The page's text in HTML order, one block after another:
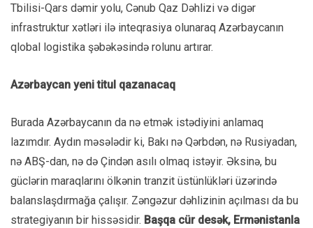
Tbilisi-Qars dəmir yolu, Cənub Qaz Dəhlizi və digər
infrastruktur xətləri ilə inteqrasiya olunaraq Azərbaycanın
qlobal logistika şəbəkəsində rolunu artırar.
Azərbaycan yeni titul qazanacaq
Burada Azərbaycanın da nə etmək istədiyini anlamaq
lazımdır. Aydın məsələdir ki, Bakı nə Qərbdən, nə Rusiyadan,
nə ABŞ-dan, nə də Çindən asılı olmaq istəyir. Əksinə, bu
güclərin maraqlarını ölkənin tranzit üstünlükləri üzərində
balanslaşdırmağa çalışır. Zəngəzur dəhlizinin açılması da bu
strategiyanın bir hissəsidir. Başqa cür desək, Ermənistanla